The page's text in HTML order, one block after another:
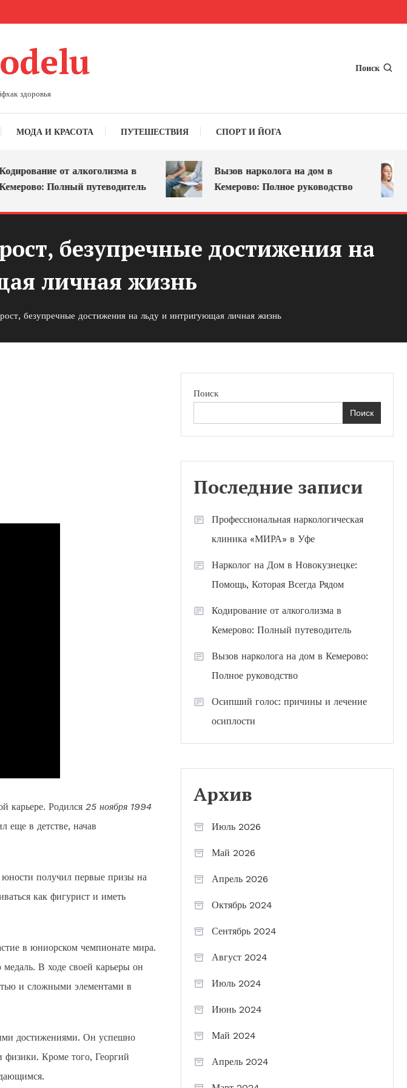
здоровья
Поиск
МОДА И КРАСОТА ПУТЕШЕСТВИЯ СПОРТ И ЙОГА
от алкоголизма в
Полный путеводитель
Вызов нарколога на дом в
Кемерово: Полное руководство
безупречные достижения на
личная жизнь
безупречные достижения на льду и интригующая личная жизнь
карьере. Родился 25 ноября 1994
еще в детстве, начав
получил первые призы на
как фигурист и иметь
в юниорском чемпионате мира.
медаль. В ходе своей карьеры он
и сложными элементами в
достижениями. Он успешно
физики. Кроме того, Георгий
Поиск
Поиск
Последние записи
Профессиональная наркологическая
клиника «МИРА» в Уфе
Нарколог на Дом в Новокузнецке:
Помощь, Которая Всегда Рядом
Кодирование от алкоголизма в
Кемерово: Полный путеводитель
Вызов нарколога на дом в Кемерово:
Полное руководство
Осипший голос: причины и лечение
осиплости
Архив
Июль 2026
Май 2026
Апрель 2026
Октябрь 2024
Сентябрь 2024
Август 2024
Июль 2024
Июнь 2024
Май 2024
Апрель 2024